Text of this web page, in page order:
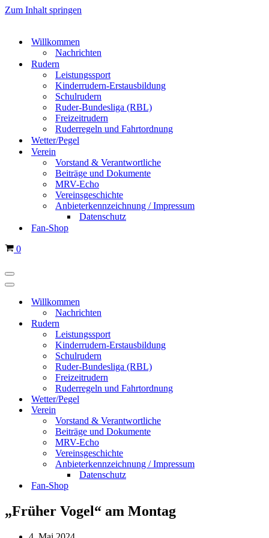
Zum Inhalt springen
Willkommen
Nachrichten
Rudern
Leistungssport
Kinderrudern-Erstausbildung
Schulrudern
Ruder-Bundesliga (RBL)
Freizeitrudern
Ruderregeln und Fahrtordnung
Wetter/Pegel
Verein
Vorstand & Verantwortliche
Beiträge und Dokumente
MRV-Echo
Vereinsgeschichte
Anbieterkennzeichnung / Impressum
Datenschutz
Fan-Shop
Warenkorb
0
Navigationsmenü
Navigationsmenü
Willkommen
Nachrichten
Rudern
Leistungssport
Kinderrudern-Erstausbildung
Schulrudern
Ruder-Bundesliga (RBL)
Freizeitrudern
Ruderregeln und Fahrtordnung
Wetter/Pegel
Verein
Vorstand & Verantwortliche
Beiträge und Dokumente
MRV-Echo
Vereinsgeschichte
Anbieterkennzeichnung / Impressum
Datenschutz
Fan-Shop
„Früher Vogel“ am Montag